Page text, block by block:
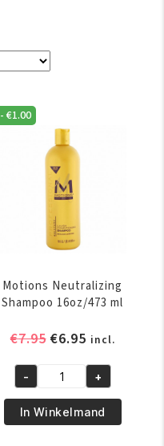
-€1.00
Motions Neutralizing
Shampoo 16oz/473 ml
€7.95 Oorspronkelijke
was:
€7.95.
€6.95Huidige
is:
€6.95.
incl.
Motions
Neutralizing
Shampoo
- +
In Winkelmand